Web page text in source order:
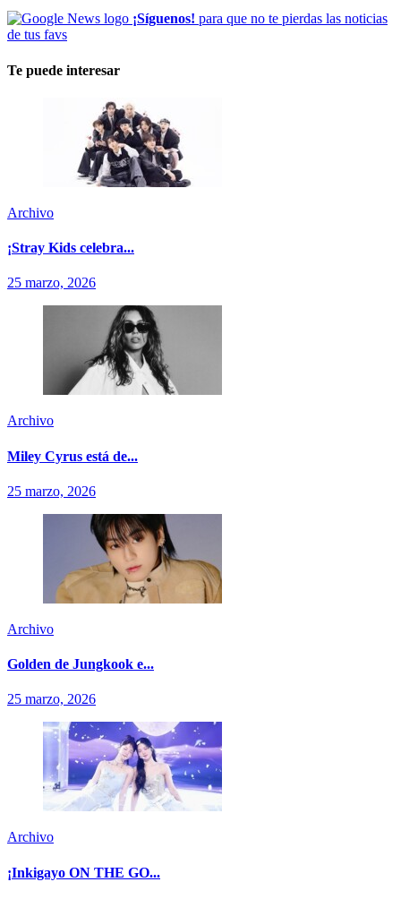
¡Síguenos! para que no te pierdas las noticias
de tus favs
Te puede interesar
Archivo
¡Stray Kids celebra...
25 marzo, 2026
Archivo
Miley Cyrus está de...
25 marzo, 2026
Archivo
Golden de Jungkook e...
25 marzo, 2026
Archivo
¡Inkigayo ON THE GO...